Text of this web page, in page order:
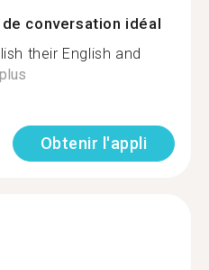
conversation idéal
their English and
Obtenir l'appli